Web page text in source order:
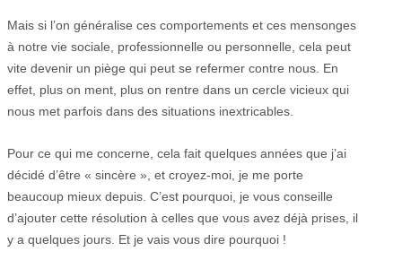
Mais si l’on généralise ces comportements et ces mensonges
à notre vie sociale, professionnelle ou personnelle, cela peut
vite devenir un piège qui peut se refermer contre nous. En
effet, plus on ment, plus on rentre dans un cercle vicieux qui
nous met parfois dans des situations inextricables.
Pour ce qui me concerne, cela fait quelques années que j’ai
décidé d’être « sincère », et croyez-moi, je me porte
beaucoup mieux depuis. C’est pourquoi, je vous conseille
d’ajouter cette résolution à celles que vous avez déjà prises, il
y a quelques jours. Et je vais vous dire pourquoi !